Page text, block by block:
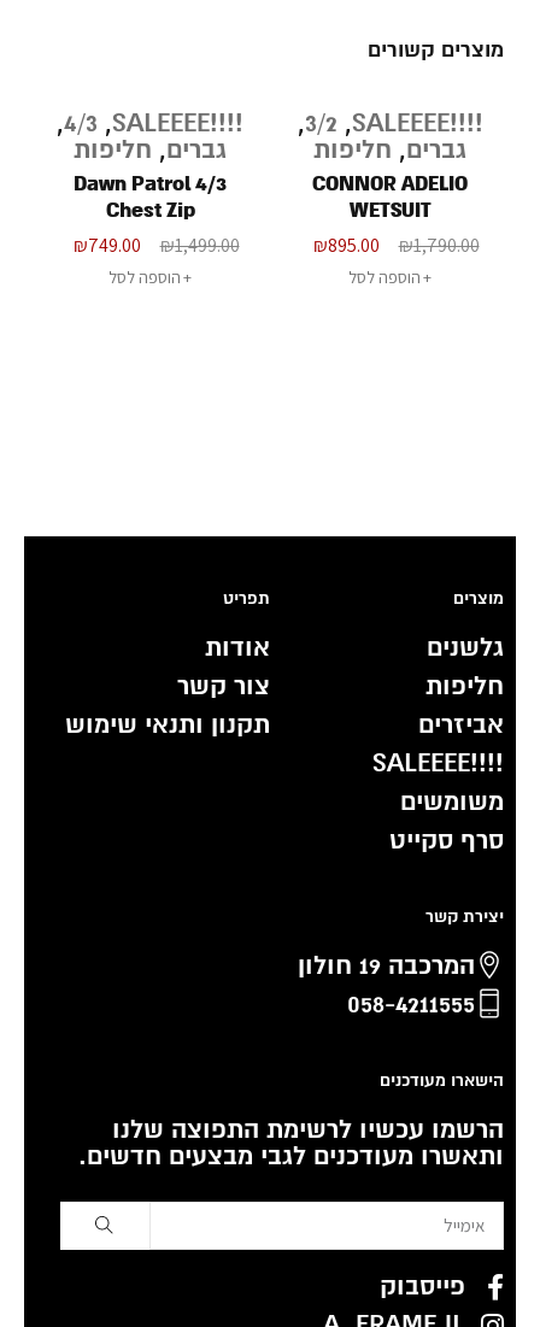
מוצרים קשורים
מבצע
!!!!SALEEEE
,
4/3
,
גברים, חליפות
Dawn Patrol 4/3
Chest Zip
₪1,499.00
₪749.00
הוספה לסל
מבצע
!!!!SALEEEE
,
3/2
,
גברים, חליפות
CONNOR ADELIO
WETSUIT
₪1,790.00
₪895.00
הוספה לסל
מוצרים
גלשנים
חליפות
אביזרים
!!!!SALEEEE
משומשים
סרף סקייט
תפריט
אודות
צור קשר
תקנון ותנאי שימוש
יצירת קשר
המרכבה 19 חולון
058-4211555
הישארו מעודכנים
הרשמו עכשיו לרשימת התפוצה שלנו
ותאשרו מעודכנים לגבי מבצעים חדשים.
פייסבוק